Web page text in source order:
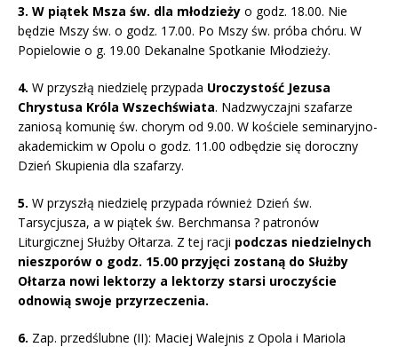
3. W piątek Msza św. dla młodzieży o godz. 18.00. Nie
będzie Mszy św. o godz. 17.00. Po Mszy św. próba chóru. W
Popielowie o g. 19.00 Dekanalne Spotkanie Młodzieży.
4. W przyszłą niedzielę przypada Uroczystość Jezusa
Chrystusa Króla Wszechświata. Nadzwyczajni szafarze
zaniosą komunię św. chorym od 9.00. W kościele seminaryjno-
akademickim w Opolu o godz. 11.00 odbędzie się doroczny
Dzień Skupienia dla szafarzy.
5. W przyszłą niedzielę przypada również Dzień św.
Tarsycjusza, a w piątek św. Berchmansa ? patronów
Liturgicznej Służby Ołtarza. Z tej racji podczas niedzielnych
nieszporów o godz. 15.00 przyjęci zostaną do Służby
Ołtarza nowi lektorzy a lektorzy starsi uroczyście
odnowią swoje przyrzeczenia.
6. Zap. przedślubne (II): Maciej Walejnis z Opola i Mariola